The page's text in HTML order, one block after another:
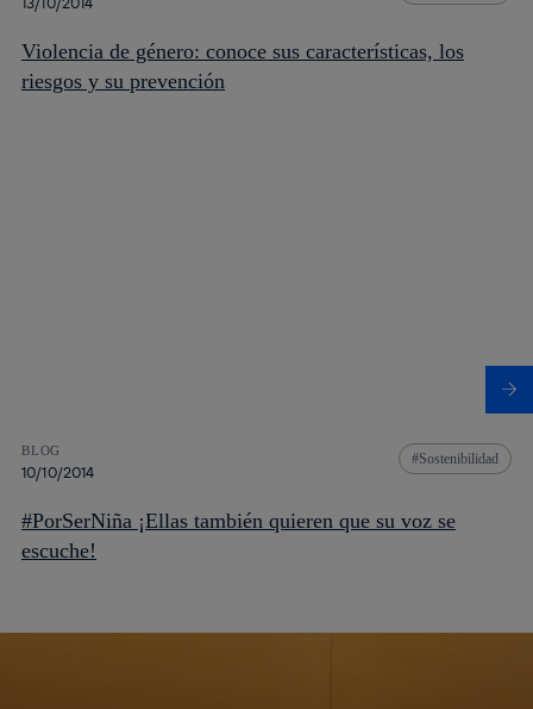
Violencia de género: conoce sus características, los
riesgos y su prevención
BLOG
10/10/2014
Sostenibilidad
#PorSerNiña ¡Ellas también quieren que su voz se
escuche!